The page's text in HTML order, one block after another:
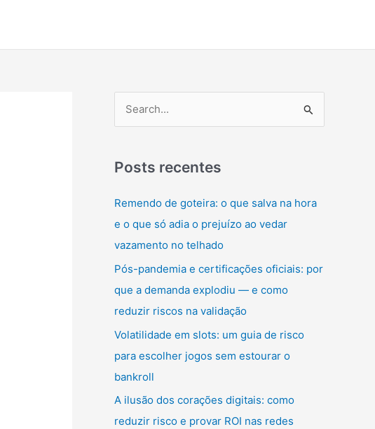
q
i
s
a
r
p
o
r
:
Posts recentes
Remendo de goteira: o que salva na hora
e o que só adia o prejuízo ao vedar
vazamento no telhado
Pós-pandemia e certificações oficiais: por
que a demanda explodiu — e como
reduzir riscos na validação
Volatilidade em slots: um guia de risco
para escolher jogos sem estourar o
bankroll
A ilusão dos corações digitais: como
reduzir risco e provar ROI nas redes